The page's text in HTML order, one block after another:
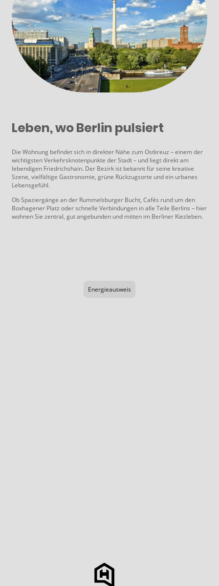
Leben, wo Berlin pulsiert
Die Wohnung befindet sich in direkter Nähe zum Ostkreuz – einem der
wichtigsten Verkehrsknotenpunkte der Stadt – und liegt direkt am
lebendigen Friedrichshain. Der Bezirk ist bekannt für seine kreative
Szene, vielfältige Gastronomie, grüne Rückzugsorte und ein urbanes
Lebensgefühl.
Ob Spaziergänge an der Rummelsburger Bucht, Cafés rund um den
Boxhagener Platz oder schnelle Verbindungen in alle Teile Berlins – hier
wohnen Sie zentral, gut angebunden und mitten im Berliner Kiezleben.
Energieausweis